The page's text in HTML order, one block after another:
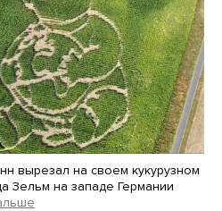
вырезал на своем кукурузном
Зельм на западе Германии